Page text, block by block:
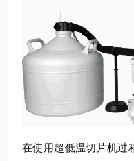
在使用超低温切片机过